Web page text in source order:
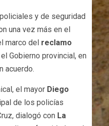
y de seguridad
una vez más en el
marco del reclamo
Gobierno provincial, en
acuerdo.
el mayor Diego
de los policías
dialogó con La